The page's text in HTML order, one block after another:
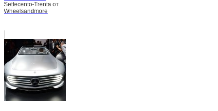
Settecento-Trenta от
Wheelsandmore